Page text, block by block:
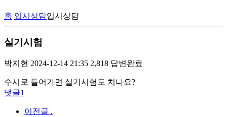
홈 입시상담입시상담
실기시험
박지현 2024-12-14 21:35 2,818 답변완료
수시로 들어가면 실기시험도 치나요?
댓글1
이전글 .